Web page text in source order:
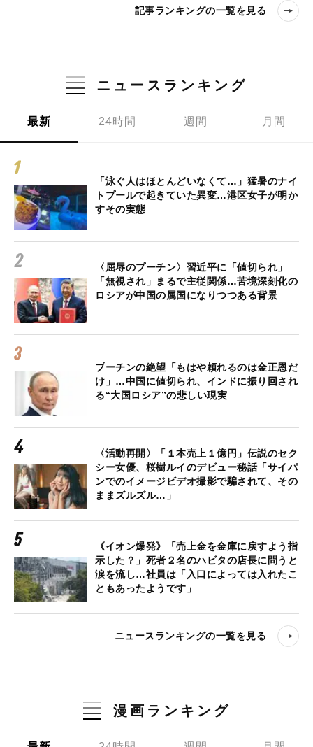
記事ランキングの一覧を見る
ニュースランキング
最新 24時間 週間 月間
「泳ぐ人はほとんどいなくて…」猛暑のナイ
トプールで起きていた異変…港区女子が明か
すその実態
〈屈辱のプーチン〉習近平に「値切られ」
「無視され」まるで主従関係…苦境深刻化の
ロシアが中国の属国になりつつある背景
プーチンの絶望「もはや頼れるのは金正恩だ
け」…中国に値切られ、インドに振り回され
る“大国ロシア”の悲しい現実
〈活動再開〉「１本売上１億円」伝説のセク
シー女優、桜樹ルイのデビュー秘話「サイパ
ンでのイメージビデオ撮影で騙されて、その
ままズルズル…」
《イオン爆発》「売上金を金庫に戻すよう指
示した？」死者２名のハビタの店長に問うと
涙を流し…社員は「入口によっては入れたこ
ともあったようです」
ニュースランキングの一覧を見る
漫画ランキング